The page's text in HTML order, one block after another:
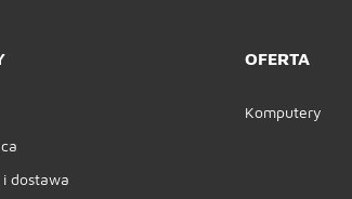
i dostawa
OFERTA
Komputery